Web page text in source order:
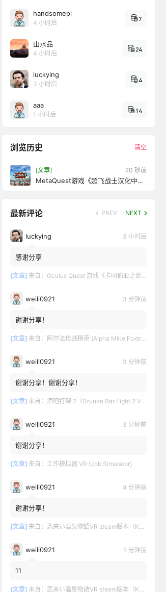
handsomepi
4 小时后
7
山水品
4 小时后
24
luckying
3 小时后
4
aaa
1 小时后
14
浏览历史 清空
[文章] 22 秒前
MetaQuest游戏《超飞战士汉化中文
最新评论 PREV NEXT
luckying 3 小时后
感谢分享
[文章] 来自： Oculus Quest 游戏《卡冈都亚之剑》Swords of Gargantua
weili0921 3 分钟前
谢谢分享！
[文章] 来自： 阿尔法枪战精英 (Alpha Mike Foxtrot VR – AMF VR)
weili0921 3 分钟前
谢谢分享！谢谢分享！
[文章] 来自： 酒吧打架 2（Drunkn Bar Fight 2 VR）
weili0921 3 分钟前
谢谢分享！
[文章] 来自： 工作模拟器 VR (Job Simulator)
weili0921 4 分钟前
谢谢分享！
[文章] 来自： 恋来い温泉物語VR steam版本（KoiKoiMonogatari VR）
weili0921 5 分钟前
11
[文章] 来自： 恋来い温泉物語VR steam版本（KoiKoiMonogatari VR）